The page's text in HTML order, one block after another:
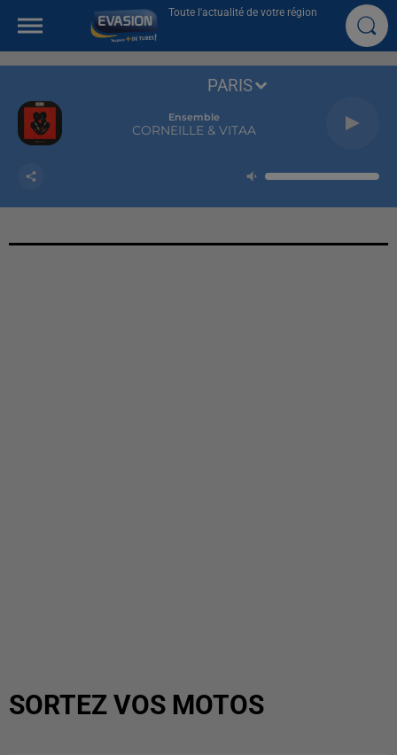
Toute l'actualité de votre région
Ensemble
CORNEILLE & VITAA
PARIS
SORTEZ VOS MOTOS